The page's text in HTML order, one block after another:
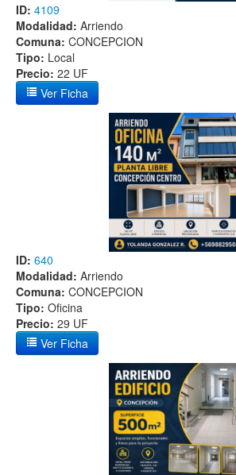
ID: 4109
Modalidad: Arriendo
Comuna: CONCEPCION
Tipo: Local
Precio: 22 UF
Ver Ficha
ID: 640
Modalidad: Arriendo
Comuna: CONCEPCION
Tipo: Oficina
Precio: 29 UF
Ver Ficha